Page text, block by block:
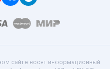
сайте носят информационный